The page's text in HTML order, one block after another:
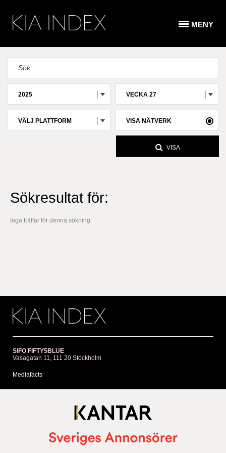
MENY
VISA
2025 VECKA 27
VÄLJ PLATTFORM VISA NÄTVERK
Sökresultat för:
Inga träffar för denna sökning
SIFO FIFTY5BLUE
Vasagatan 11, 111 20 Stockholm
Mediafacts